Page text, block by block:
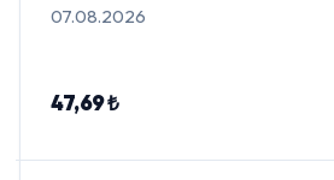
07.08.2026
47,69 ₺